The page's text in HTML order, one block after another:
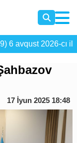
6 avqust 2026-cı il
17 İyun 2025 18:48